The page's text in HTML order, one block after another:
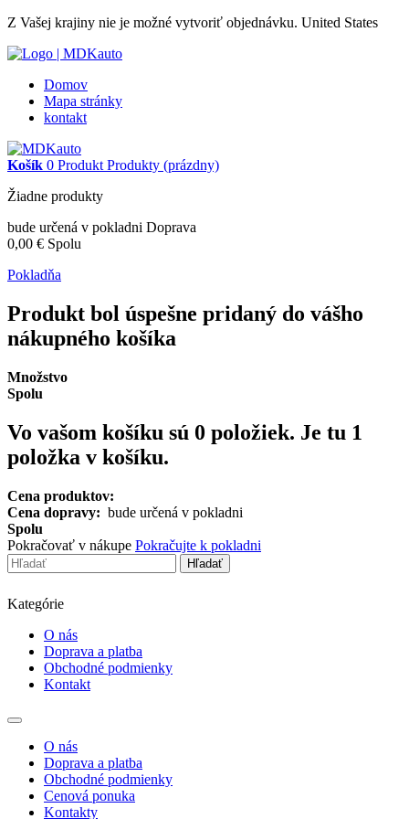
Z Vašej krajiny nie je možné vytvoriť objednávku. United States
Domov
Mapa stránky
kontakt
Košík 0 Produkt Produkty (prázdny)
Žiadne produkty
bude určená v pokladni Doprava
0,00 € Spolu
Pokladňa
Produkt bol úspešne pridaný do vášho
nákupného košíka
Množstvo
Spolu
Vo vašom košíku sú 0 položiek. Je tu 1
položka v košíku.
Cena produktov:
Cena dopravy: bude určená v pokladni
Spolu
Pokračovať v nákupe Pokračujte k pokladni
Hľadať
Kategórie
O nás
Doprava a platba
Obchodné podmienky
Kontakt
Toggle
navigationO nás
Doprava a platba
Obchodné podmienky
Cenová ponuka
Kontakty